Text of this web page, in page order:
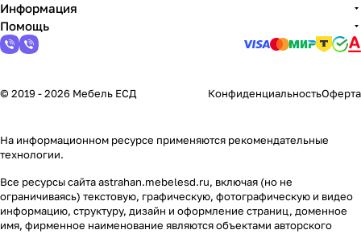
Информация
Помощь
© 2019 - 2026 Мебель ЕСД КонфиденциальностьОферта
На информационном ресурсе применяются рекомендательные
технологии.
Все ресурсы сайта astrahan.mebelesd.ru, включая (но не
ограничиваясь) текстовую, графическую, фотографическую и видео
информацию, структуру, дизайн и оформление страниц, доменное
имя, фирменное наименование являются объектами авторского